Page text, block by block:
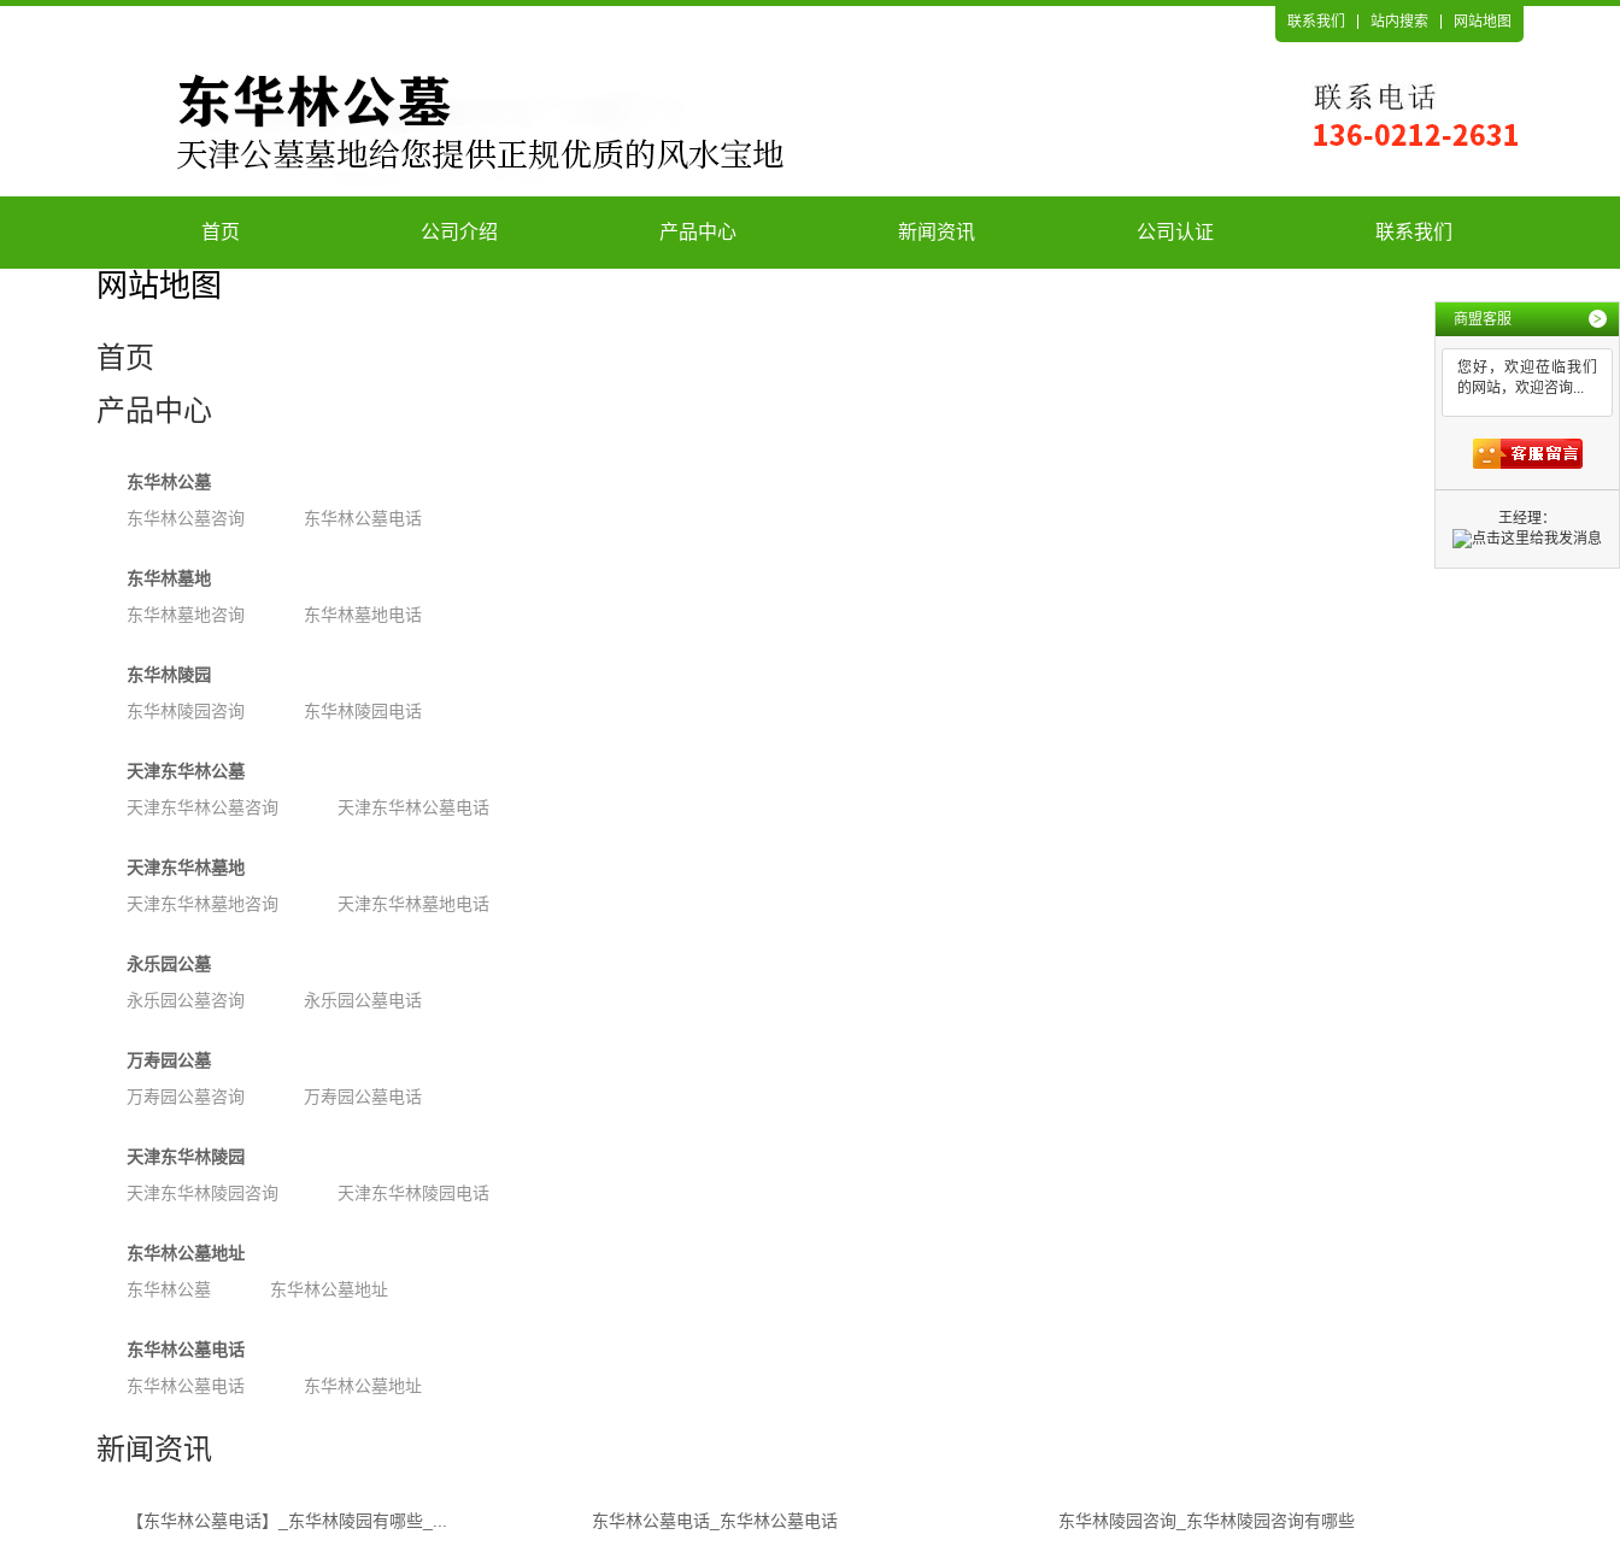
联系我们 站内搜索 网站地图
首页 公司介绍 产品中心 新闻资讯 公司认证 联系我们
网站地图
首页
产品中心
东华林公墓
东华林公墓咨询
东华林公墓电话
东华林墓地
东华林墓地咨询
东华林墓地电话
东华林陵园
东华林陵园咨询
东华林陵园电话
天津东华林公墓
天津东华林公墓咨询
天津东华林公墓电话
天津东华林墓地
天津东华林墓地咨询
天津东华林墓地电话
永乐园公墓
永乐园公墓咨询
永乐园公墓电话
万寿园公墓
万寿园公墓咨询
万寿园公墓电话
天津东华林陵园
天津东华林陵园咨询
天津东华林陵园电话
东华林公墓地址
东华林公墓
东华林公墓地址
东华林公墓电话
东华林公墓电话
东华林公墓地址
新闻资讯
【东华林公墓电话】_东华林陵园有哪些_... 东华林公墓电话_东华林公墓电话
东华林陵园咨询_东华林陵园咨询有哪些
商盟客服 >
您好，欢迎莅临我们
的网站，欢迎咨询...
王经理：